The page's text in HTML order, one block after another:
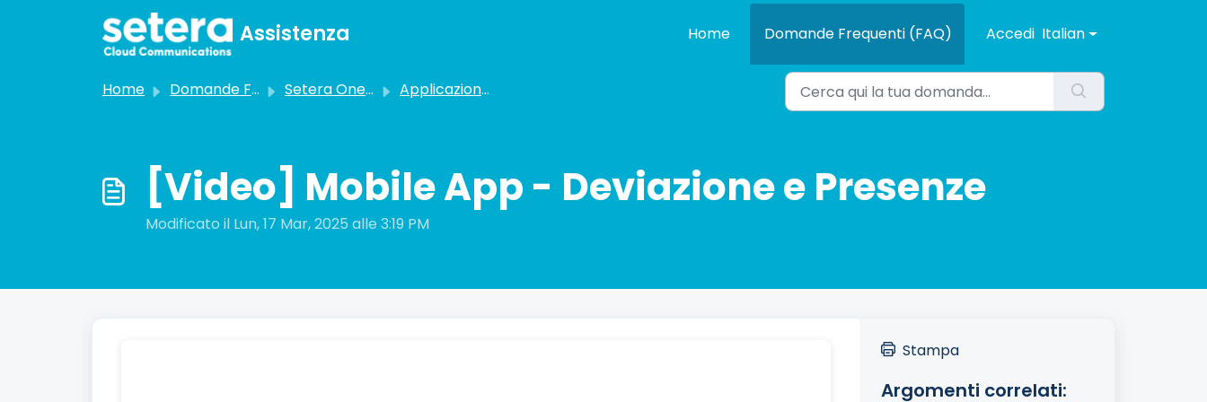
Salta al contenuto principale
Assistenza Home Domande Frequenti (FAQ) Accedi Italian
Home Domande Frequenti (FAQ) Setera OneCloud Applicazione Mobile
[Video] Mobile App - Deviazione e Presenze
Modificato il Lun, 17 Mar, 2025 alle 3:19 PM
Stampa
Argomenti correlati: